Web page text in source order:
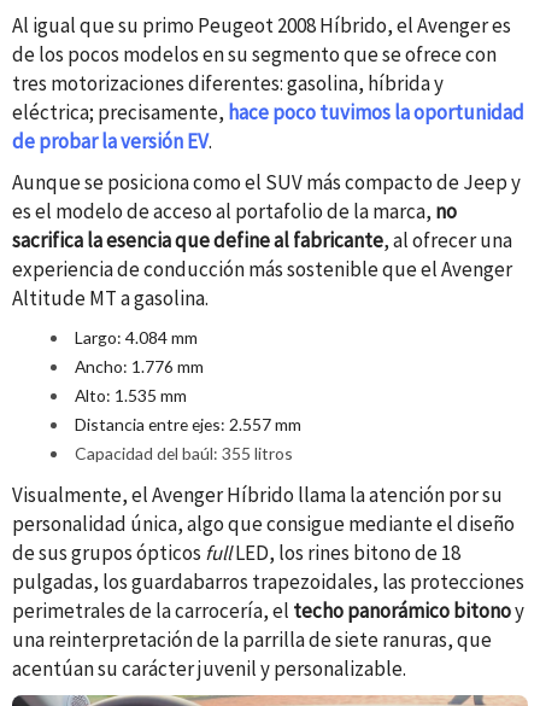
Al igual que su primo Peugeot 2008 Híbrido, el Avenger es
de los pocos modelos en su segmento que se ofrece con
tres motorizaciones diferentes: gasolina, híbrida y
eléctrica; precisamente, hace pocotuvimos la oportunidad
de probarla versión EV.
Aunque se posiciona como el SUV más compacto de Jeep y
es el modelo de acceso al portafolio de la marca, no
sacrifica la esencia que defineal fabricante, al ofrecer una
experiencia de conducción más sostenible que el Avenger
Altitude MT a gasolina.
Largo: 4.084mm
Ancho: 1.776 mm
Alto: 1.535 mm
Distancia entre ejes: 2.557mm
Capacidad del baúl: 355 litros
Visualmente, el AvengerHíbrido llama la atención por su
personalidad única, algo que consigue mediante el diseño
de sus grupos ópticos fullLED, los rines bitonode 18
pulgadas, los guardabarros trapezoidales, las protecciones
perimetrales de la carrocería, el techo panorámico bitonoy
una reinterpretación de la parrilla de siete ranuras, que
acentúan su carácter juvenil y personalizable.